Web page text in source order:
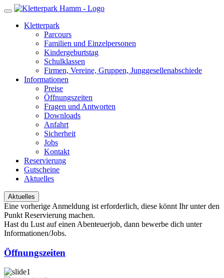
Kletterpark
Parcours
Familien und Einzelpersonen
Kindergeburtstag
Schulklassen
Firmen, Vereine, Gruppen, Junggesellenabschiede
Informationen
Preise
Öffnungszeiten
Fragen und Antworten
Downloads
Anfahrt
Sicherheit
Jobs
Kontakt
Reservierung
Gutscheine
Aktuelles
Aktuelles
Eine vorherige Anmeldung ist erforderlich, diese könnt Ihr unter den
Punkt Reservierung machen.
Hast du Lust auf einen Abenteuerjob, dann bewerbe dich unter
Informationen/Jobs.
Öffnungszeiten